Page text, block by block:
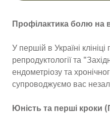
Профілактика болю на
У першій в Україні
репродуктології та
ендометріозу та
супроводжуємо вас
Юність та перші кроки